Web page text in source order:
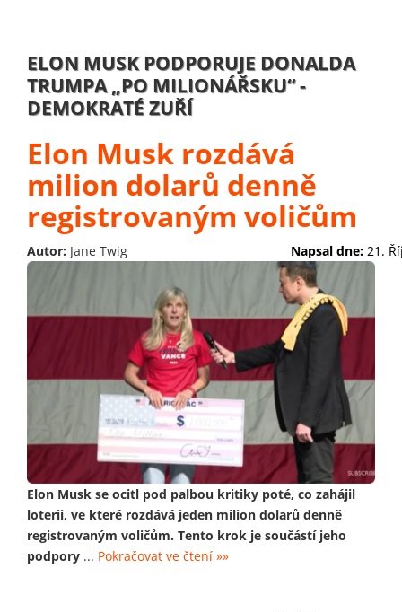
ELON MUSK PODPORUJE DONALDA
TRUMPA „PO MILIONÁŘSKU“ -
DEMOKRATÉ ZUŘÍ
Elon Musk rozdává
milion dolarů denně
registrovaným voličům
Autor: Jane Twig Napsal dne: 21.
Elon Musk se ocitl pod palbou kritiky poté, co zahájil
loterii, ve které rozdává jeden milion dolarů denně
registrovaným voličům. Tento krok je součástí jeho
podpory ... Pokračovat ve čtení »»